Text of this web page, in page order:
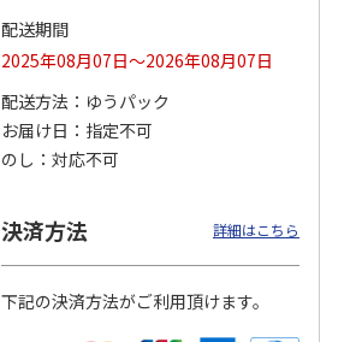
ローラルの香り
(送料別・税込)
えBOX とりささ…
(送料別・税込)
配送期間
2025年08月07日～2026年08月07日
配送方法
ゆうパック
お届け日
指定不可
のし
対応不可
決済方法 詳細はこちら
下記の決済方法がご利用頂けます。